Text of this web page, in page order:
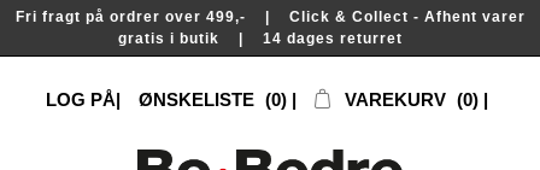
Fri fragt på ordrer over 499,- | Click & Collect - Afhent varer
gratis i butik | 14 dages returret
LOG PÅ ØNSKELISTE (0) VAREKURV (0)